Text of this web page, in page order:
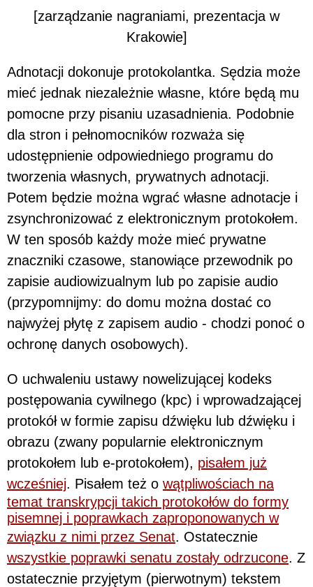
[zarządzanie nagraniami, prezentacja w
Krakowie]
Adnotacji dokonuje protokolantka. Sędzia może
mieć jednak niezależnie własne, które będą mu
pomocne przy pisaniu uzasadnienia. Podobnie
dla stron i pełnomocników rozważa się
udostępnienie odpowiedniego programu do
tworzenia własnych, prywatnych adnotacji.
Potem będzie można wgrać własne adnotacje i
zsynchronizować z elektronicznym protokołem.
W ten sposób każdy może mieć prywatne
znaczniki czasowe, stanowiące przewodnik po
zapisie audiowizualnym lub po zapisie audio
(przypomnijmy: do domu można dostać co
najwyżej płytę z zapisem audio - chodzi ponoć o
ochronę danych osobowych).
O uchwaleniu ustawy nowelizującej kodeks
postępowania cywilnego (kpc) i wprowadzającej
protokół w formie zapisu dźwięku lub dźwięku i
obrazu (zwany popularnie elektronicznym
protokołem lub e-protokołem), pisałem już
wcześniej. Pisałem też o wątpliwościach na
temat transkrypcji takich protokołów do formy
pisemnej i poprawkach zaproponowanych w
związku z nimi przez Senat. Ostatecznie
wszystkie poprawki senatu zostały odrzucone. Z
ostatecznie przyjętym (pierwotnym) tekstem